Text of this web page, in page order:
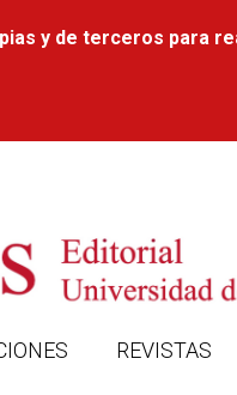
y de terceros para
REVISTAS